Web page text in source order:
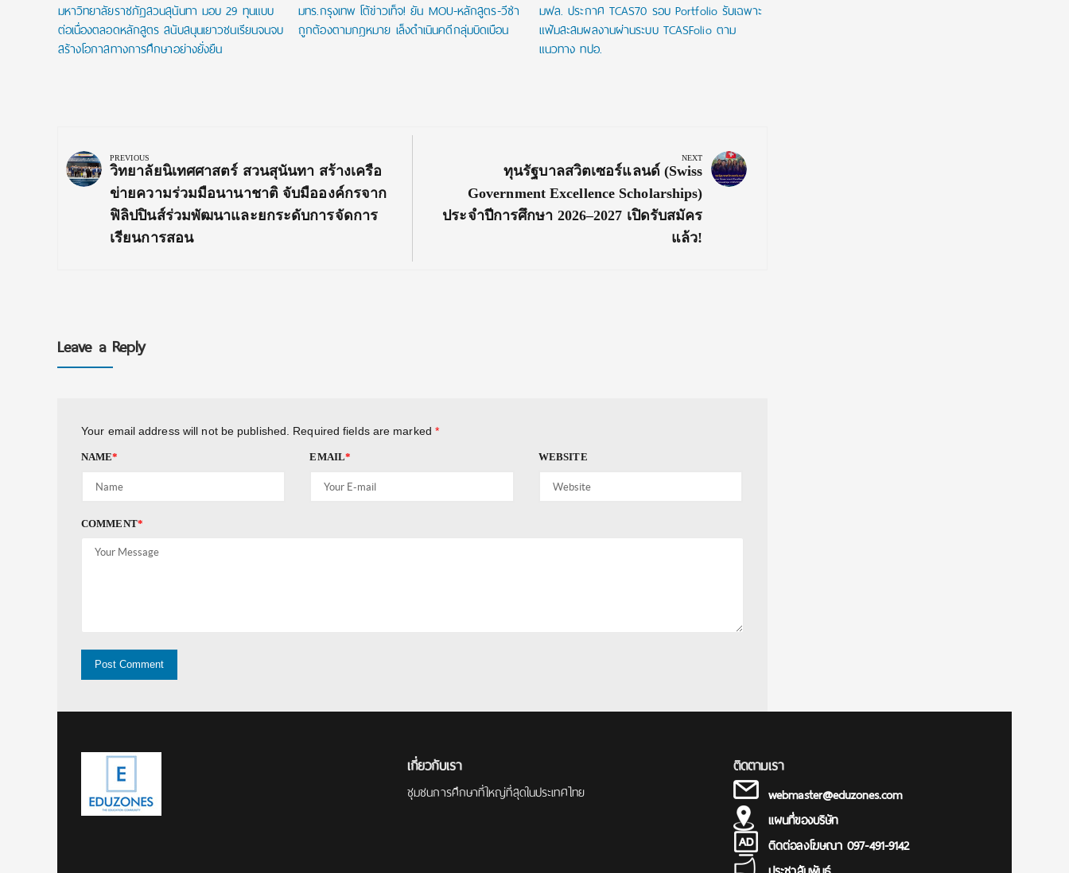
มหาวิทยาลัยราชภัฏสวนสุนันทา มอบ 29 ทุนแบบ
ต่อเนื่องตลอดหลักสูตร สนับสนุนเยาวชนเรียนจนจบ
สร้างโอกาสทางการศึกษาอย่างยั่งยืน
มทร.กรุงเทพ โต้ข่าวเท็จ! ยัน MOU-หลักสูตร-วีซ่า
ถูกต้องตามกฎหมาย เล็งดำเนินคดีกลุ่มบิดเบือน
มฟล. ประกาศ TCAS70 รอบ Portfolio รับเฉพาะ
แฟ้มสะสมผลงานผ่านระบบ TCASFolio ตาม
แนวทาง ทปอ.
navigation
PREVIOUS
Previous
Post:
วิทยาลัยนิเทศศาสตร์ สวนสุนันทา สร้างเครือ
ข่ายความร่วมมือนานาชาติ จับมือองค์กรจาก
ฟิลิปปินส์ร่วมพัฒนาและยกระดับการจัดการ
เรียนการสอน
NEXT
Next
Post:
ทุนรัฐบาลสวิตเซอร์แลนด์ (Swiss
Government Excellence Scholarships)
ประจำปีการศึกษา 2026–2027 เปิดรับสมัคร
แล้ว!
Leave a Reply
Your email address will not be published. Required fields are marked *
NAME* EMAIL* WEBSITE
COMMENT*
เกี่ยวกับเรา
ชุมชนการศึกษาที่ใหญ่ที่สุดในประเทศไทย
ติดตามเรา
webmaster@eduzones.com
แผนที่ของบริษัท
ติดต่อลงโฆษณา 097-491-9142